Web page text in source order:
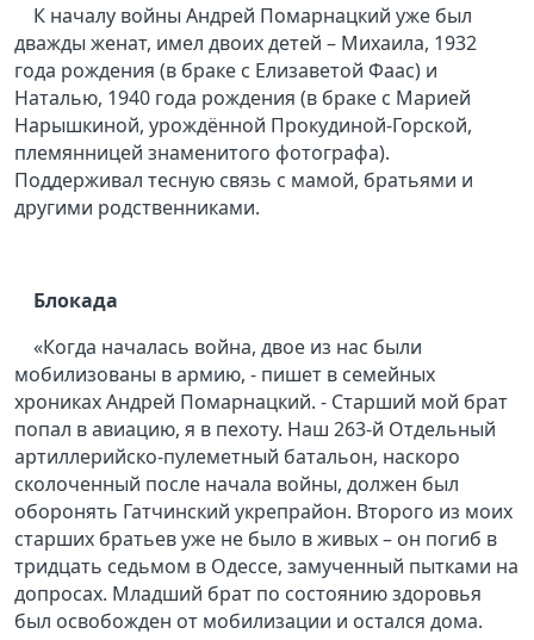
К началу войны Андрей Помарнацкий уже был
дважды женат, имел двоих детей – Михаила, 1932
года рождения (в браке с Елизаветой Фаас) и
Наталью, 1940 года рождения (в браке с Марией
Нарышкиной, урождённой Прокудиной-Горской,
племянницей знаменитого фотографа).
Поддерживал тесную связь с мамой, братьями и
другими родственниками.
Блокада
«Когда началась война, двое из нас были
мобилизованы в армию, - пишет в семейных
хрониках Андрей Помарнацкий. - Старший мой брат
попал в авиацию, я в пехоту. Наш 263-й Отдельный
артиллерийско-пулеметный батальон, наскоро
сколоченный после начала войны, должен был
оборонять Гатчинский укрепрайон. Второго из моих
старших братьев уже не было в живых – он погиб в
тридцать седьмом в Одессе, замученный пытками на
допросах. Младший брат по состоянию здоровья
был освобожден от мобилизации и остался дома.